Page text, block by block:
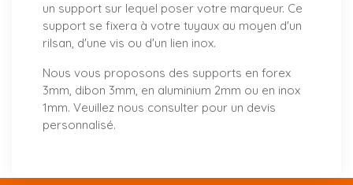
un support sur lequel poser votre marqueur. Ce
support se fixera à votre tuyaux au moyen d'un
rilsan, d'une vis ou d'un lien inox.
Nous vous proposons des supports en forex
3mm, dibon 3mm, en aluminium 2mm ou en inox
1mm. Veuillez nous consulter pour un devis
personnalisé.